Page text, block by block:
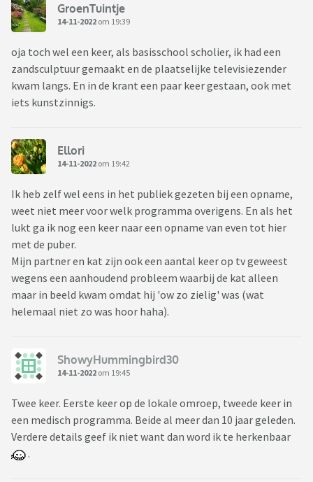
GroenTuintje
14-11-2022 om 19:39
oja toch wel een keer, als basisschool scholier, ik had een
zandsculptuur gemaakt en de plaatselijke televisiezender
kwam langs. En in de krant een paar keer gestaan, ook met
iets kunstzinnigs.
Ellori
14-11-2022 om 19:42
Ik heb zelf wel eens in het publiek gezeten bij een opname,
weet niet meer voor welk programma overigens. En als het
lukt ga ik nog een keer naar een opname van even tot hier
met de puber.
Mijn partner en kat zijn ook een aantal keer op tv geweest
wegens een aanhoudend probleem waarbij de kat alleen
maar in beeld kwam omdat hij 'ow zo zielig' was (wat
helemaal niet zo was hoor haha).
ShowyHummingbird30
14-11-2022 om 19:45
Twee keer. Eerste keer op de lokale omroep, tweede keer in
een medisch programma. Beide al meer dan 10 jaar geleden.
Verdere details geef ik niet want dan word ik te herkenbaar
.